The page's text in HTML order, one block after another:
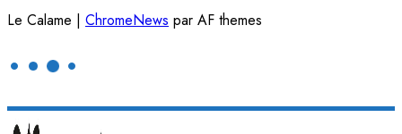
Le Calame | ChromeNews par AF themes